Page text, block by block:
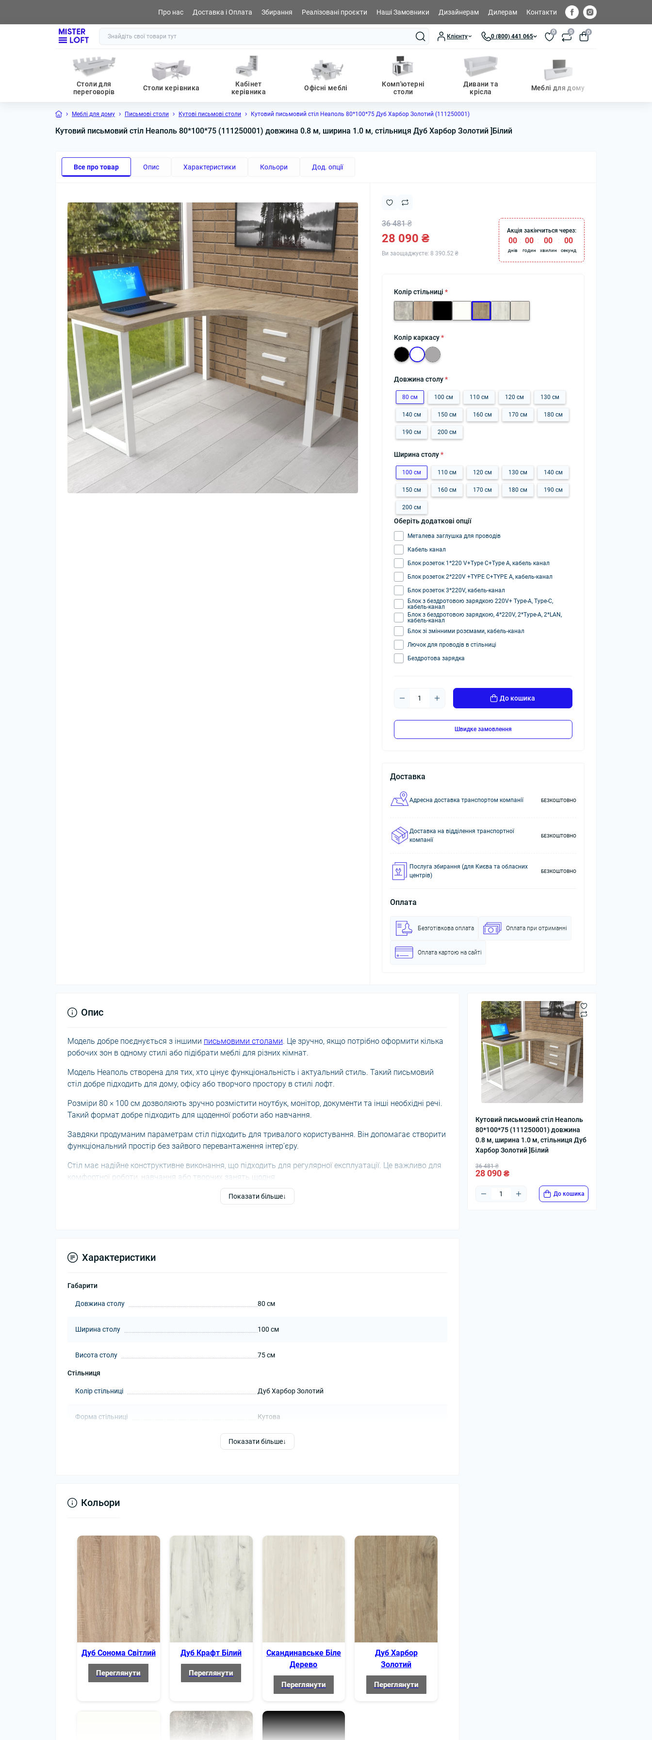
0 (800) 441 065
Про нас Доставка і Оплата Збирання Реалізовані проєкти Наші Замовники Дизайнерам Дилерам Контакти
Клієнту 0 (800) 441 065
0 0 0
Столи для
переговорів
Столи керівника
Кабінет
керівника
Офісні меблі
Комп'ютерні
столи
Дивани та
крісла
Меблі для дому
Меблі для дому Письмові столи Кутові письмові столи Кутовий письмовий стіл Неаполь 80*100*75 Дуб Харбор Золотий (111250001)
Кутовий письмовий стіл Неаполь 80*100*75 (111250001) довжина 0.8 м, ширина 1.0 м, стільниця Дуб Харбор Золотий ]Білий
Все про товар Опис Характеристики Кольори Дод. опції
36 481 ₴
28 090 ₴
Ви заощаджуєте: 8 390.52 ₴
Акція закінчиться через:
00
днів
00
годин
00
хвилин
00
секунд
Колір стільниці *
Колір каркасу*
Довжина столу*
80 см 100 см 110 см 120 см 130 см
140 см 150 см 160 см 170 см 180 см
190 см 200 см
Ширина столу*
100 см 110 см 120 см 130 см 140 см
150 см 160 см 170 см 180 см 190 см
200 см
Оберіть додаткові опції
Металева заглушка для проводів
Кабель канал
Блок розеток 1*220 V+Type C+Type A, кабель канал
Блок розеток 2*220V +TYPE C+TYPE A, кабель-канал
Блок розеток 3*220V, кабель-канал
Блок з бездротовою зарядкою 220V+ Type-A, Type-C,
кабель-канал
Блок з бездротовою зарядкою, 4*220V, 2*Type-A, 2*LAN,
кабель-канал
Блок зі змінними розємами, кабель-канал
Лючок для проводів в стільниці
Бездротова зарядка
До кошика
Швидке замовлення
Доставка
Адресна доставка транспортом компанії БЕЗКОШТОВНО
Доставка на відділення транспортної
компанії
БЕЗКОШТОВНО
Послуга збирання (для Києва та обласних
центрів)
БЕЗКОШТОВНО
Оплата
Безготівкова оплата Оплата при отриманні
Оплата картою на сайті
Кутовий письмовий стіл Неаполь
80*100*75 (111250001) довжина
0.8 м, ширина 1.0 м, стільниця Дуб
Харбор Золотий ]Білий
36 481 ₴
28 090 ₴
До кошика
Опис
Модель добре поєднується з іншими письмовими столами. Це зручно, якщо потрібно оформити кілька
робочих зон в одному стилі або підібрати меблі для різних кімнат.
Модель Неаполь створена для тих, хто цінує функціональність і актуальний стиль. Такий письмовий
стіл добре підходить для дому, офісу або творчого простору в стилі лофт.
Розміри 80 × 100 см дозволяють зручно розмістити ноутбук, монітор, документи та інші необхідні речі.
Такий формат добре підходить для щоденної роботи або навчання.
Завдяки продуманим параметрам стіл підходить для тривалого користування. Він допомагає створити
функціональний простір без зайвого перевантаження інтер’єру.
Стіл має надійне конструктивне виконання, що підходить для регулярної експлуатації. Це важливо для
комфортної роботи, навчання або творчих занять щодня.
Стіл Неаполь стане вдалим рішенням для тих, хто шукає зручний, надійний і стильний письмовий стіл.
Показати більше
Характеристики
Габарити
Довжина столу 80 см
Ширина столу 100 см
Висота столу 75 см
Стільниця
Колір стільниці Дуб Харбор Золотий
Форма стільниці Кутова
36 мм
Колір каркасу
Конструкція каркасу Посилена (опори+траверси). Навантаження до 350 кг
Доставка
Збирання Безкоштовно
Підйом на поверх Безкоштовно (з ліфтом)
Виготовлення за індивідуальними характеристиками Так, можливе
Показати більше
Кольори
Дуб Сонома Світлий
Переглянути
Дуб Крафт Білий
Переглянути
Скандинавське Біле
Дерево
Переглянути
Дуб Харбор
Золотий
Переглянути